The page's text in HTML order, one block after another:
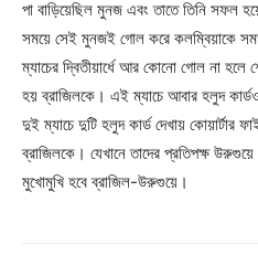
পা বাড়িয়েছিল মুনজ এবং তাতে তিনি সফল
সময়ে সেই মুনজই গোল করে কলম্বিয়াকে
ম্যাচের দ্বিতীয়ার্ধে আর কোনো গোল না
হয় ব্রাজিলকে। এই ম্যাচে আবার হলুদ
দুই ম্যাচে দুটি হলুদ কার্ড দেখায় কোয়ার্টার
ব্রাজিলকে। যেখানে তাদের প্রতিপক্ষ
মুখোমুখি হবে ব্রাজিল-উরুগুয়ে।